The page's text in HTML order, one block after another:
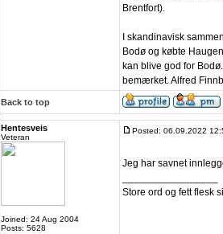
Brentfort).
I skandinavisk
Bodø og købte
kan blive god for
bemærket. Alfred
Back to top
Hentesveis
Veteran
Joined: 24 Aug 2004
Posts: 5628
Posted: 06.09.2022
Jeg har savnet
Store ord og fett flesk